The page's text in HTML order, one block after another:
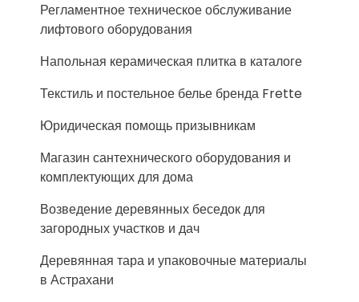
Регламентное техническое обслуживание
лифтового оборудования
Напольная керамическая плитка в каталоге
Текстиль и постельное белье бренда Frette
Юридическая помощь призывникам
Магазин сантехнического оборудования и
комплектующих для дома
Возведение деревянных беседок для
загородных участков и дач
Деревянная тара и упаковочные материалы
в Астрахани